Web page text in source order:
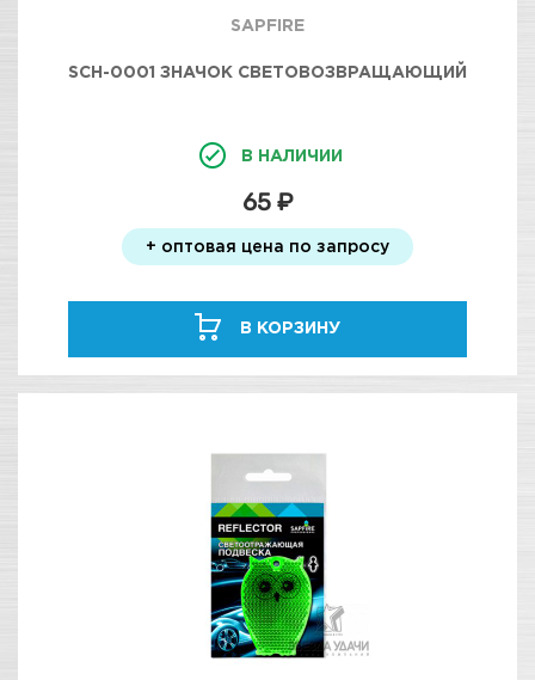
SAPFIRE
SCH-0001 ЗНАЧОК СВЕТОВОЗВРАЩАЮЩИЙ
В НАЛИЧИИ
65 ₽
+ оптовая цена по запросу
В КОРЗИНУ